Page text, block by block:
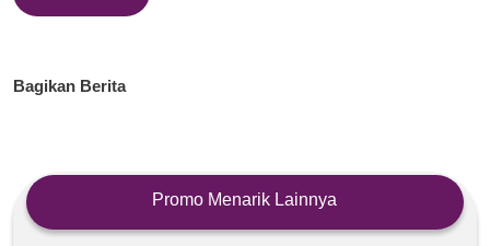
Bagikan Berita
Promo Menarik Lainnya